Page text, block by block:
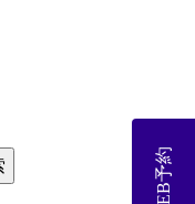
WEB予約